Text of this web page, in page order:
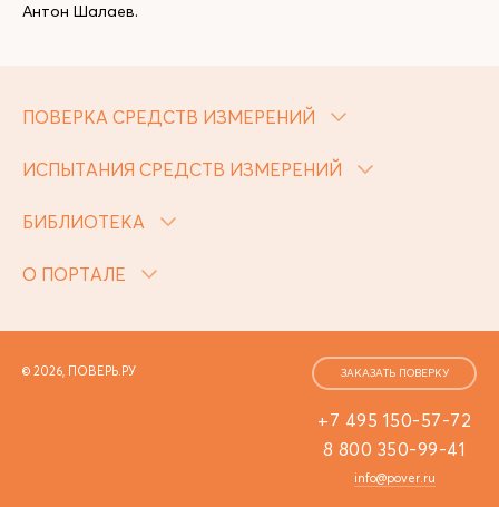
Антон Шалаев.
ПОВЕРКА СРЕДСТВ ИЗМЕРЕНИЙ
ИСПЫТАНИЯ СРЕДСТВ ИЗМЕРЕНИЙ
БИБЛИОТЕКА
О ПОРТАЛЕ
© 2026, ПОВЕРЬ.РУ
+7 495 150-57-72
8 800 350-99-41
info@pover.ru
ЗАКАЗАТЬ ПОВЕРКУ